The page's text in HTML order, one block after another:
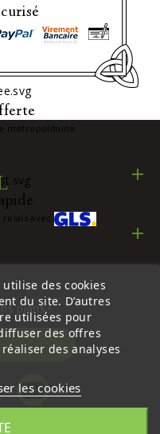
métropolitaine
relais avec
plans !
des cookies
du site. D’autres
utilisées pour
des offres
des analyses
les cookies